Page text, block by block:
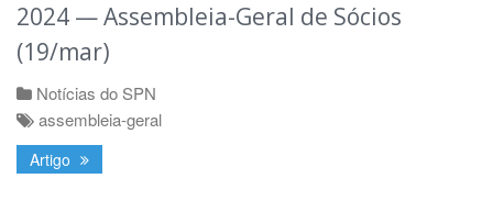
2024 — Assembleia-Geral de Sócios
(19/mar)
Notícias do SPN
assembleia-geral
Artigo